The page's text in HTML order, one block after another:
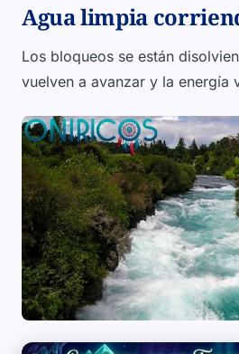
Agua limpia
Los bloqueos se están
vuelven a avanzar y la energía